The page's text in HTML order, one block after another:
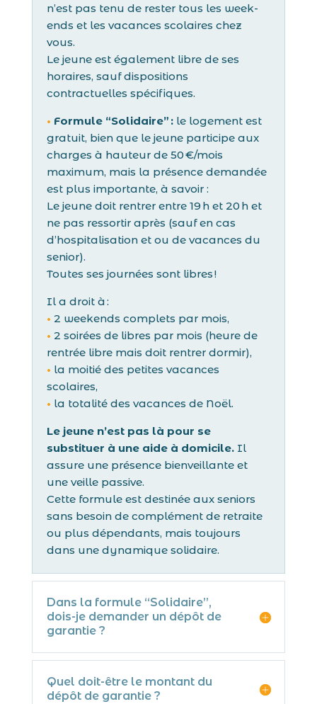
n’est pas tenu de rester tous les week-
ends et les vacances scolaires chez
vous.
Le jeune est également libre de ses
horaires, sauf dispositions
contractuelles spécifiques.
• Formule “Solidaire” :le logement est
gratuit, bien que le jeune participe aux
charges à hauteur de 50 €/mois
maximum, mais la présence demandée
est plus importante, à savoir :
Le jeune doit rentrer entre 19 h et 20 h et
ne pas ressortir après (sauf en cas
d’hospitalisation et ou de vacances du
senior).
Toutes ses journées sont libres !
Il a droit à :
• 2 weekends complets par mois,
• 2 soirées de libres par mois (heure de
rentrée libre mais doit rentrer dormir),
• la moitié des petites vacances
scolaires,
• la totalité des vacances de Noël.
Le jeune n’est pas là pour se
substituer à une aide à domicile.Il
assure une présence bienveillante et
une veille passive.
Cette formule est destinée aux seniors
sans besoin de complément de retraite
ou plus dépendants, mais toujours
dans une dynamique solidaire.
Dans la formule “Solidaire”,
dois-je demander un dépôt de
garantie ?
Quel doit-être le montant du
dépôt de garantie ?